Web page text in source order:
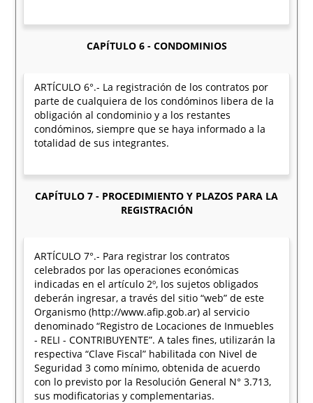
CAPÍTULO 6 - CONDOMINIOS
ARTÍCULO 6°.- La registración de los contratos por
parte de cualquiera de los condóminos libera de la
obligación al condominio y a los restantes
condóminos, siempre que se haya informado a la
totalidad de sus integrantes.
CAPÍTULO 7 - PROCEDIMIENTO Y PLAZOS PARA LA
REGISTRACIÓN
ARTÍCULO 7°.- Para registrar los contratos
celebrados por las operaciones económicas
indicadas en el artículo 2º, los sujetos obligados
deberán ingresar, a través del sitio “web” de este
Organismo (http://www.afip.gob.ar) al servicio
denominado “Registro de Locaciones de Inmuebles
- RELI - CONTRIBUYENTE”. A tales fines, utilizarán la
respectiva “Clave Fiscal” habilitada con Nivel de
Seguridad 3 como mínimo, obtenida de acuerdo
con lo previsto por la Resolución General N° 3.713,
sus modificatorias y complementarias.